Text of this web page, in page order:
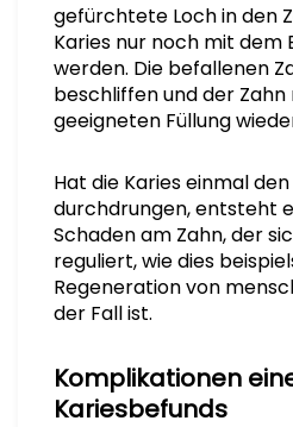
gefürchtete Loch in den
Karies nur noch mit
werden. Die befallenen
beschliffen und der
geeigneten Füllung
Hat die Karies einmal
durchdrungen, entsteht
Schaden am Zahn, der
reguliert, wie dies
Regeneration von
der Fall ist.
Komplikationen
Kariesbefunds